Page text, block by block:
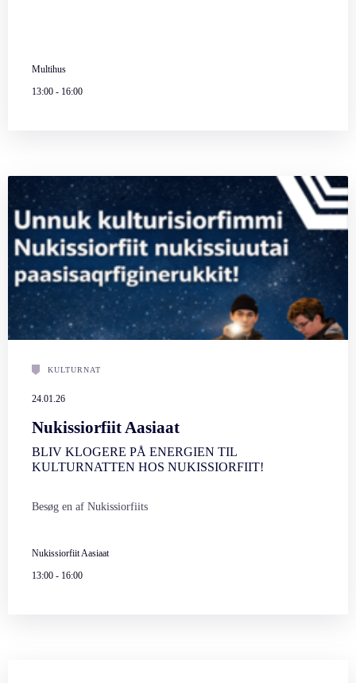
Multihus
13:00 - 16:00
KULTURNAT
24.01.26
Nukissiorfiit Aasiaat
BLIV KLOGERE PÅ ENERGIEN TIL
KULTURNATTEN HOS NUKISSIORFIIT!
Besøg en af Nukissiorfiits
Nukissiorfiit Aasiaat
13:00 - 16:00